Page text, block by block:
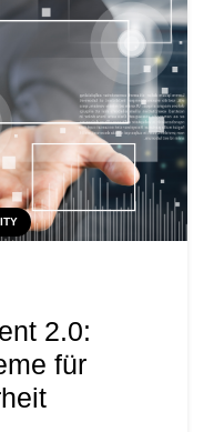
2.0:
für